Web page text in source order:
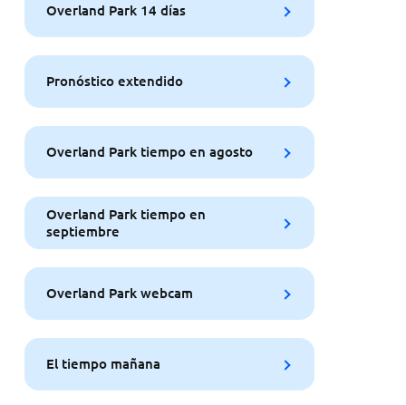
Overland Park 14 días
Pronóstico extendido
Overland Park tiempo en agosto
Overland Park tiempo en
septiembre
Overland Park webcam
El tiempo mañana